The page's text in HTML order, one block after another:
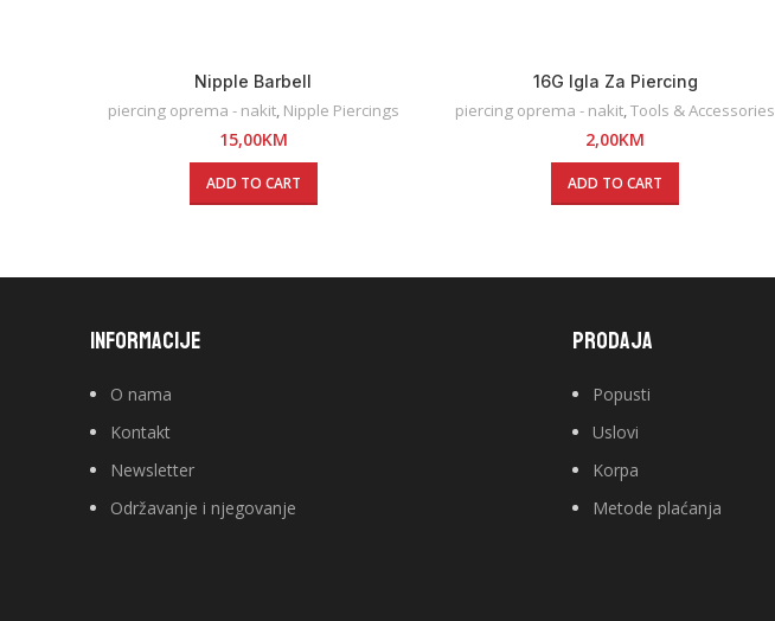
Nipple Barbell
piercing oprema - nakit, Nipple Piercings
15,00KM
ADD TO CART
16G Igla Za Piercing
piercing oprema - nakit,Tools & Accessories
2,00KM
ADD TO CART
INFORMACIJE
O nama
Kontakt
Newsletter
Održavanje i njegovanje
PRODAJA
Popusti
Uslovi
Korpa
Metode plaćanja